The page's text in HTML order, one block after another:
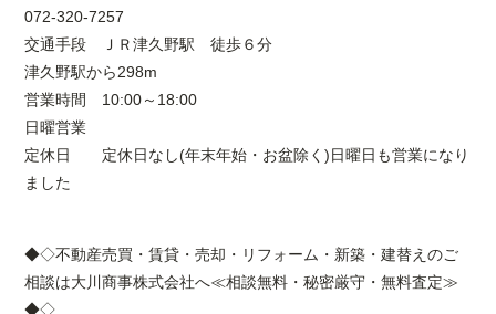
072-320-7257
交通手段 ＪＲ津久野駅 徒歩６分
津久野駅から298m
営業時間 10:00～18:00
日曜営業
定休日 定休日なし(年末年始・お盆除く)日曜日も営業になり
ました
◆◇不動産売買・賃貸・売却・リフォーム・新築・建替えのご
相談は大川商事株式会社へ≪相談無料・秘密厳守・無料査定≫
◆◇